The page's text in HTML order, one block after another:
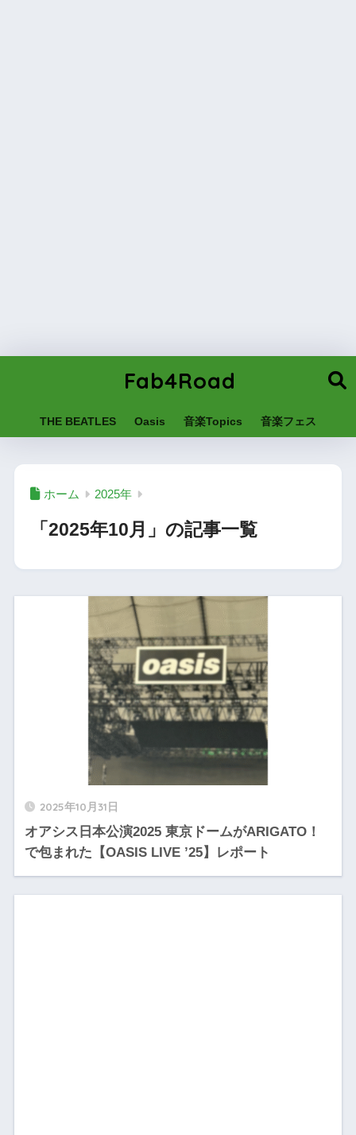
Fab4Road
THE BEATLES Oasis 音楽Topics 音楽フェス
ホーム 2025年
「2025年10月」の記事一覧
2025年10月31日
オアシス日本公演2025 東京ドームがARIGATO！
で包まれた【OASIS LIVE ’25】レポート